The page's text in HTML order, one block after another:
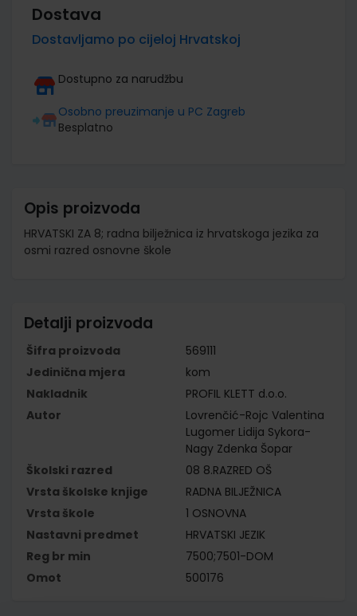
Dostava
Dostavljamo po cijeloj Hrvatskoj
Dostupno za narudžbu
Osobno preuzimanje u PC Zagreb
Besplatno
Opis proizvoda
HRVATSKI ZA 8; radna bilježnica iz hrvatskoga jezika za
osmi razred osnovne škole
Detalji proizvoda
Šifra proizvoda
569111
Jedinična mjera
kom
Nakladnik
PROFIL KLETT d.o.o.
Autor
Lovrenčić-Rojc Valentina
Lugomer Lidija Sykora-
Nagy Zdenka Šopar
Školski razred
08 8.RAZRED OŠ
Vrsta školske knjige
RADNA BILJEŽNICA
Vrsta škole
1 OSNOVNA
Nastavni predmet
HRVATSKI JEZIK
Reg br min
7500;7501-DOM
Omot
500176